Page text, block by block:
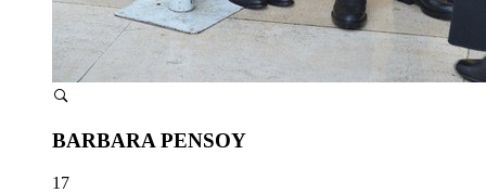
BARBARA PENSOY
17